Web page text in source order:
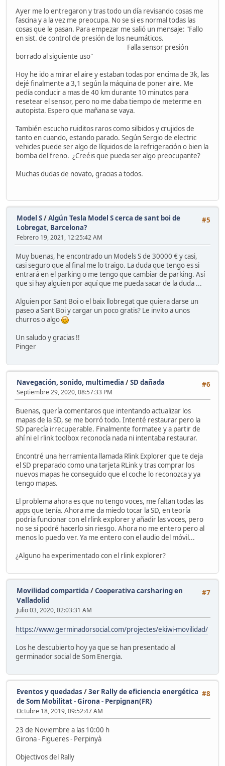
Ayer me lo entregaron y tras todo un día revisando cosas me
fascina y a la vez me preocupa. No se si es normal todas las
cosas que le pasan. Para empezar me salió un mensaje: "Fallo
en sist. de control de presión de los neumáticos.
Falla sensor presión
borrado al siguiente uso"
Hoy he ido a mirar el aire y estaban todas por encima de 3k, las
dejé finalmente a 3,1 según la máquina de poner aire. Me
pedía conducir a mas de 40 km durante 10 minutos para
resetear el sensor, pero no me daba tiempo de meterme en
autopista. Espero que mañana se vaya.
También escucho ruiditos raros como silbidos y crujidos de
tanto en cuando, estando parado. Según Sergio de electric
vehicles puede ser algo de líquidos de la refrigeración o bien la
bomba del freno. ¿Creéis que pueda ser algo preocupante?
Muchas dudas de novato, gracias a todos.
#5
Model S/Algún Tesla Model S cerca de sant boi de
Lobregat, Barcelona?
Febrero 19, 2021, 12:25:42 AM
Muy buenas, he encontrado un Models S de 30000 € y casi,
casi seguro que al final me lo traigo. La duda que tengo es si
entrará en el parking o me tengo que cambiar de parking. Así
que si hay alguien por aquí que me pueda sacar de la duda ...
Alguien por Sant Boi o el baix llobregat que quiera darse un
paseo a Sant Boi y cargar un poco gratis? Le invito a unos
churros o algo
Un saludo y gracias !!
Pinger
#6
Navegación, sonido, multimedia /SD dañada
Septiembre 29, 2020, 08:57:33 PM
Buenas, quería comentaros que intentando actualizar los
mapas de la SD, se me borró todo. Intenté restaurar pero la
SD parecía irrecuperable. Finalmente formatee y a partir de
ahí ni el rlink toolbox reconocía nada ni intentaba restaurar.
Encontré una herramienta llamada Rlink Explorer que te deja
el SD preparado como una tarjeta RLink y tras comprar los
nuevos mapas he conseguido que el coche lo reconozca y ya
tengo mapas.
El problema ahora es que no tengo voces, me faltan todas las
apps que tenía. Ahora me da miedo tocar la SD, en teoría
podría funcionar con el rlink explorer y añadir las voces, pero
no se si podré hacerlo sin riesgo. Ahora no me entero pero al
menos lo puedo ver. Ya me entero con el audio del móvil...
¿Alguno ha experimentado con el rlink explorer?
#7
Movilidad compartida /Cooperativa carsharing en
Valladolid
Julio 03, 2020, 02:03:31 AM
https://www.germinadorsocial.com/projectes/ekiwi-movilidad/
Los he descubierto hoy ya que se han presentado al
germinador social de Som Energia.
#8
Eventos y quedadas /3er Rally de eficiencia energética
de Som Mobilitat - Girona - Perpignan(FR)
Octubre 18, 2019, 09:52:47 AM
23 de Noviembre a las 10:00 h
Girona - Figueres - Perpinyà
Objectivos del Rally